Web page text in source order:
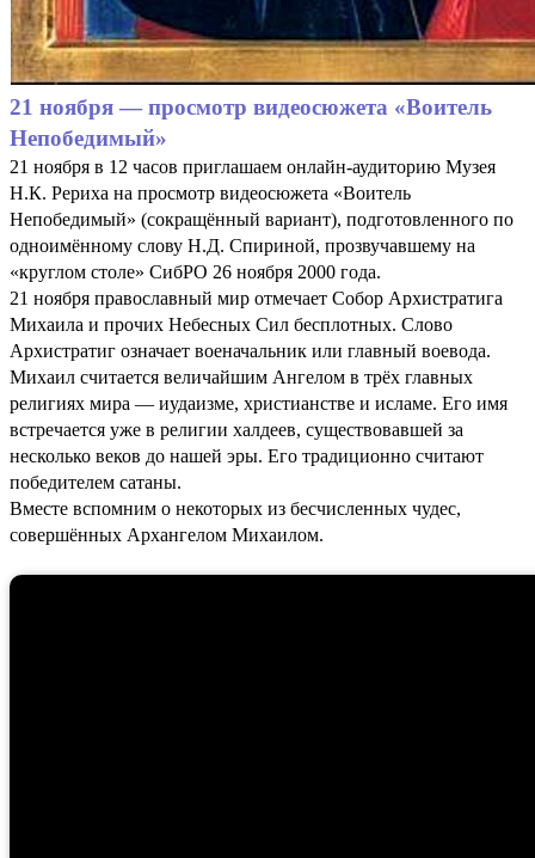
21 ноября — просмотр видеосюжета «Воитель
Непобедимый»
21 ноября в 12 часов приглашаем онлайн-аудиторию Музея
Н.К. Рериха на просмотр видеосюжета «Воитель
Непобедимый» (сокращённый вариант), подготовленного по
одноимённому слову Н.Д. Спириной, прозвучавшему на
«круглом столе» СибРО 26 ноября 2000 года.
21 ноября православный мир отмечает Собор Архистратига
Михаила и прочих Небесных Сил бесплотных. Слово
Архистратиг означает военачальник или главный воевода.
Михаил считается величайшим Ангелом в трёх главных
религиях мира — иудаизме, христианстве и исламе. Его имя
встречается уже в религии халдеев, существовавшей за
несколько веков до нашей эры. Его традиционно считают
победителем сатаны.
Вместе вспомним о некоторых из бесчисленных чудес,
совершённых Архангелом Михаилом.